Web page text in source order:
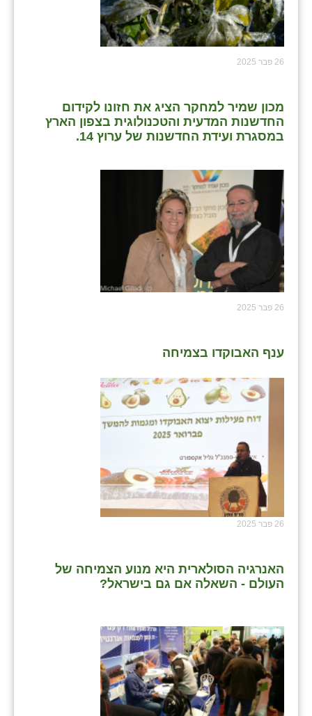
26 פבר 2025
מכון שמיר למחקר הציג את חזונו לקידום
החדשנות המדעית והטכנולוגית בצפון הארץ
במסגרת ועידת החדשנות של ערוץ 14.
26 פבר 2025
ענף האבוקדו בצמיחה
26 פבר 2025
האנרגיה הסולארית היא מנוע הצמיחה של
העולם - השאלה אם גם בישראל?